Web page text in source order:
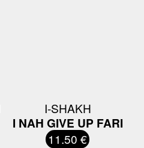
I-SHAKH
I NAH GIVE UP FARI
11.50 €